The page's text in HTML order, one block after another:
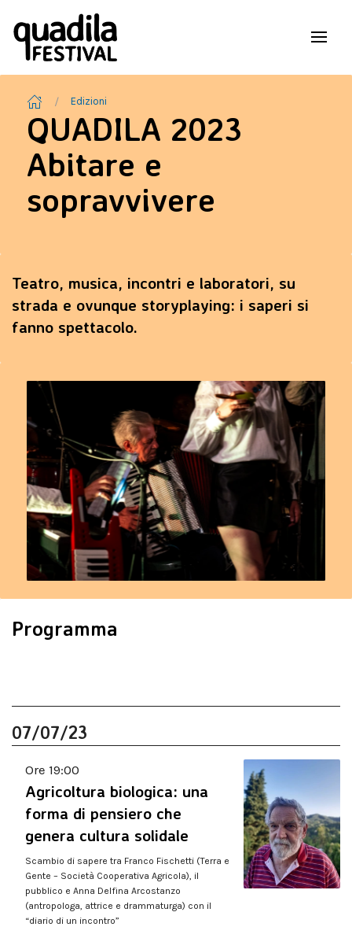
Edizioni
QUADILA 2023
Abitare e
sopravvivere
Teatro, musica, incontri e laboratori, su
strada e ovunque storyplaying: i saperi si
fanno spettacolo.
Programma
07/07/23
Ore 19:00
Agricoltura biologica: una
forma di pensiero che
genera cultura solidale
Scambio di sapere tra Franco Fischetti (Terra e
Gente – Società Cooperativa Agricola), il
pubblico e Anna Delfina Arcostanzo
(antropologa, attrice e drammaturga) con il
“diario di un incontro”